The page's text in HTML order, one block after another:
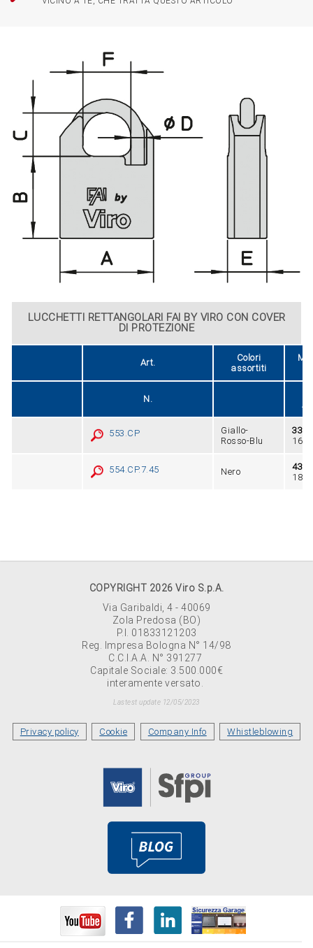
LUCCHETTI RETTANGOLARI FAI BY VIRO CON COVER
DI PROTEZIONE
Art.
Colori
assortiti
N.
A
553.CP
Giallo-
Rosso-Blu
33,7
16,6
554.CP.7.45 Nero 43,5
18,5
COPYRIGHT 2026 Viro S.p.A.
Via Garibaldi, 4 - 40069
Zola Predosa (BO)
P.I. 01833121203
Reg. Impresa Bologna N° 14/98
C.C.I.A.A. N° 391277
Capitale Sociale: 3.500.000€
interamente versato.
Lastest update 12/05/2023
Privacy policy Cookie Company Info Whistleblowing